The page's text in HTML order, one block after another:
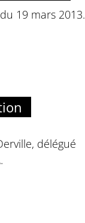
19 mars 2013.
délégué